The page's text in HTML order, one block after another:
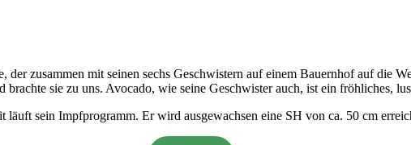
der zusammen mit seinen sechs Geschwistern auf einem Bauernhof auf die
brachte sie zu uns. Avocado, wie seine Geschwister auch, ist ein fröhliches,
läuft sein Impfprogramm. Er wird ausgewachsen eine SH von ca. 50 cm